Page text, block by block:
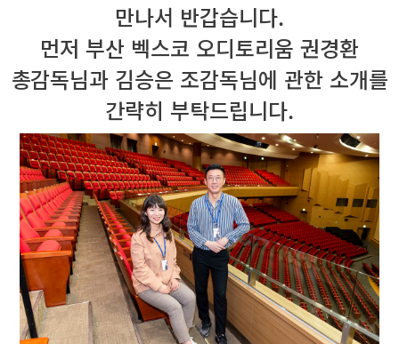
만나서 반갑습니다.
먼저 부산 벡스코 오디토리움 권경환
총감독님과 김승은 조감독님에 관한 소개를
간략히 부탁드립니다.